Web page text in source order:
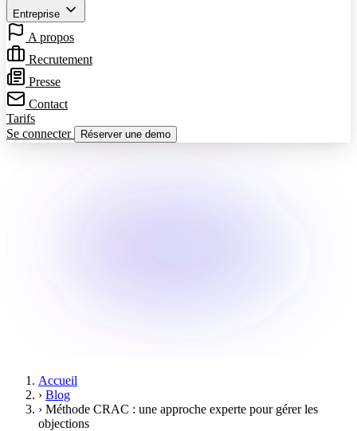
Entreprise
A propos
Recrutement
Presse
Contact
Tarifs
Se connecter
Réserver une demo
Accueil
› Blog
› Méthode CRAC : une approche experte pour gérer les
objections